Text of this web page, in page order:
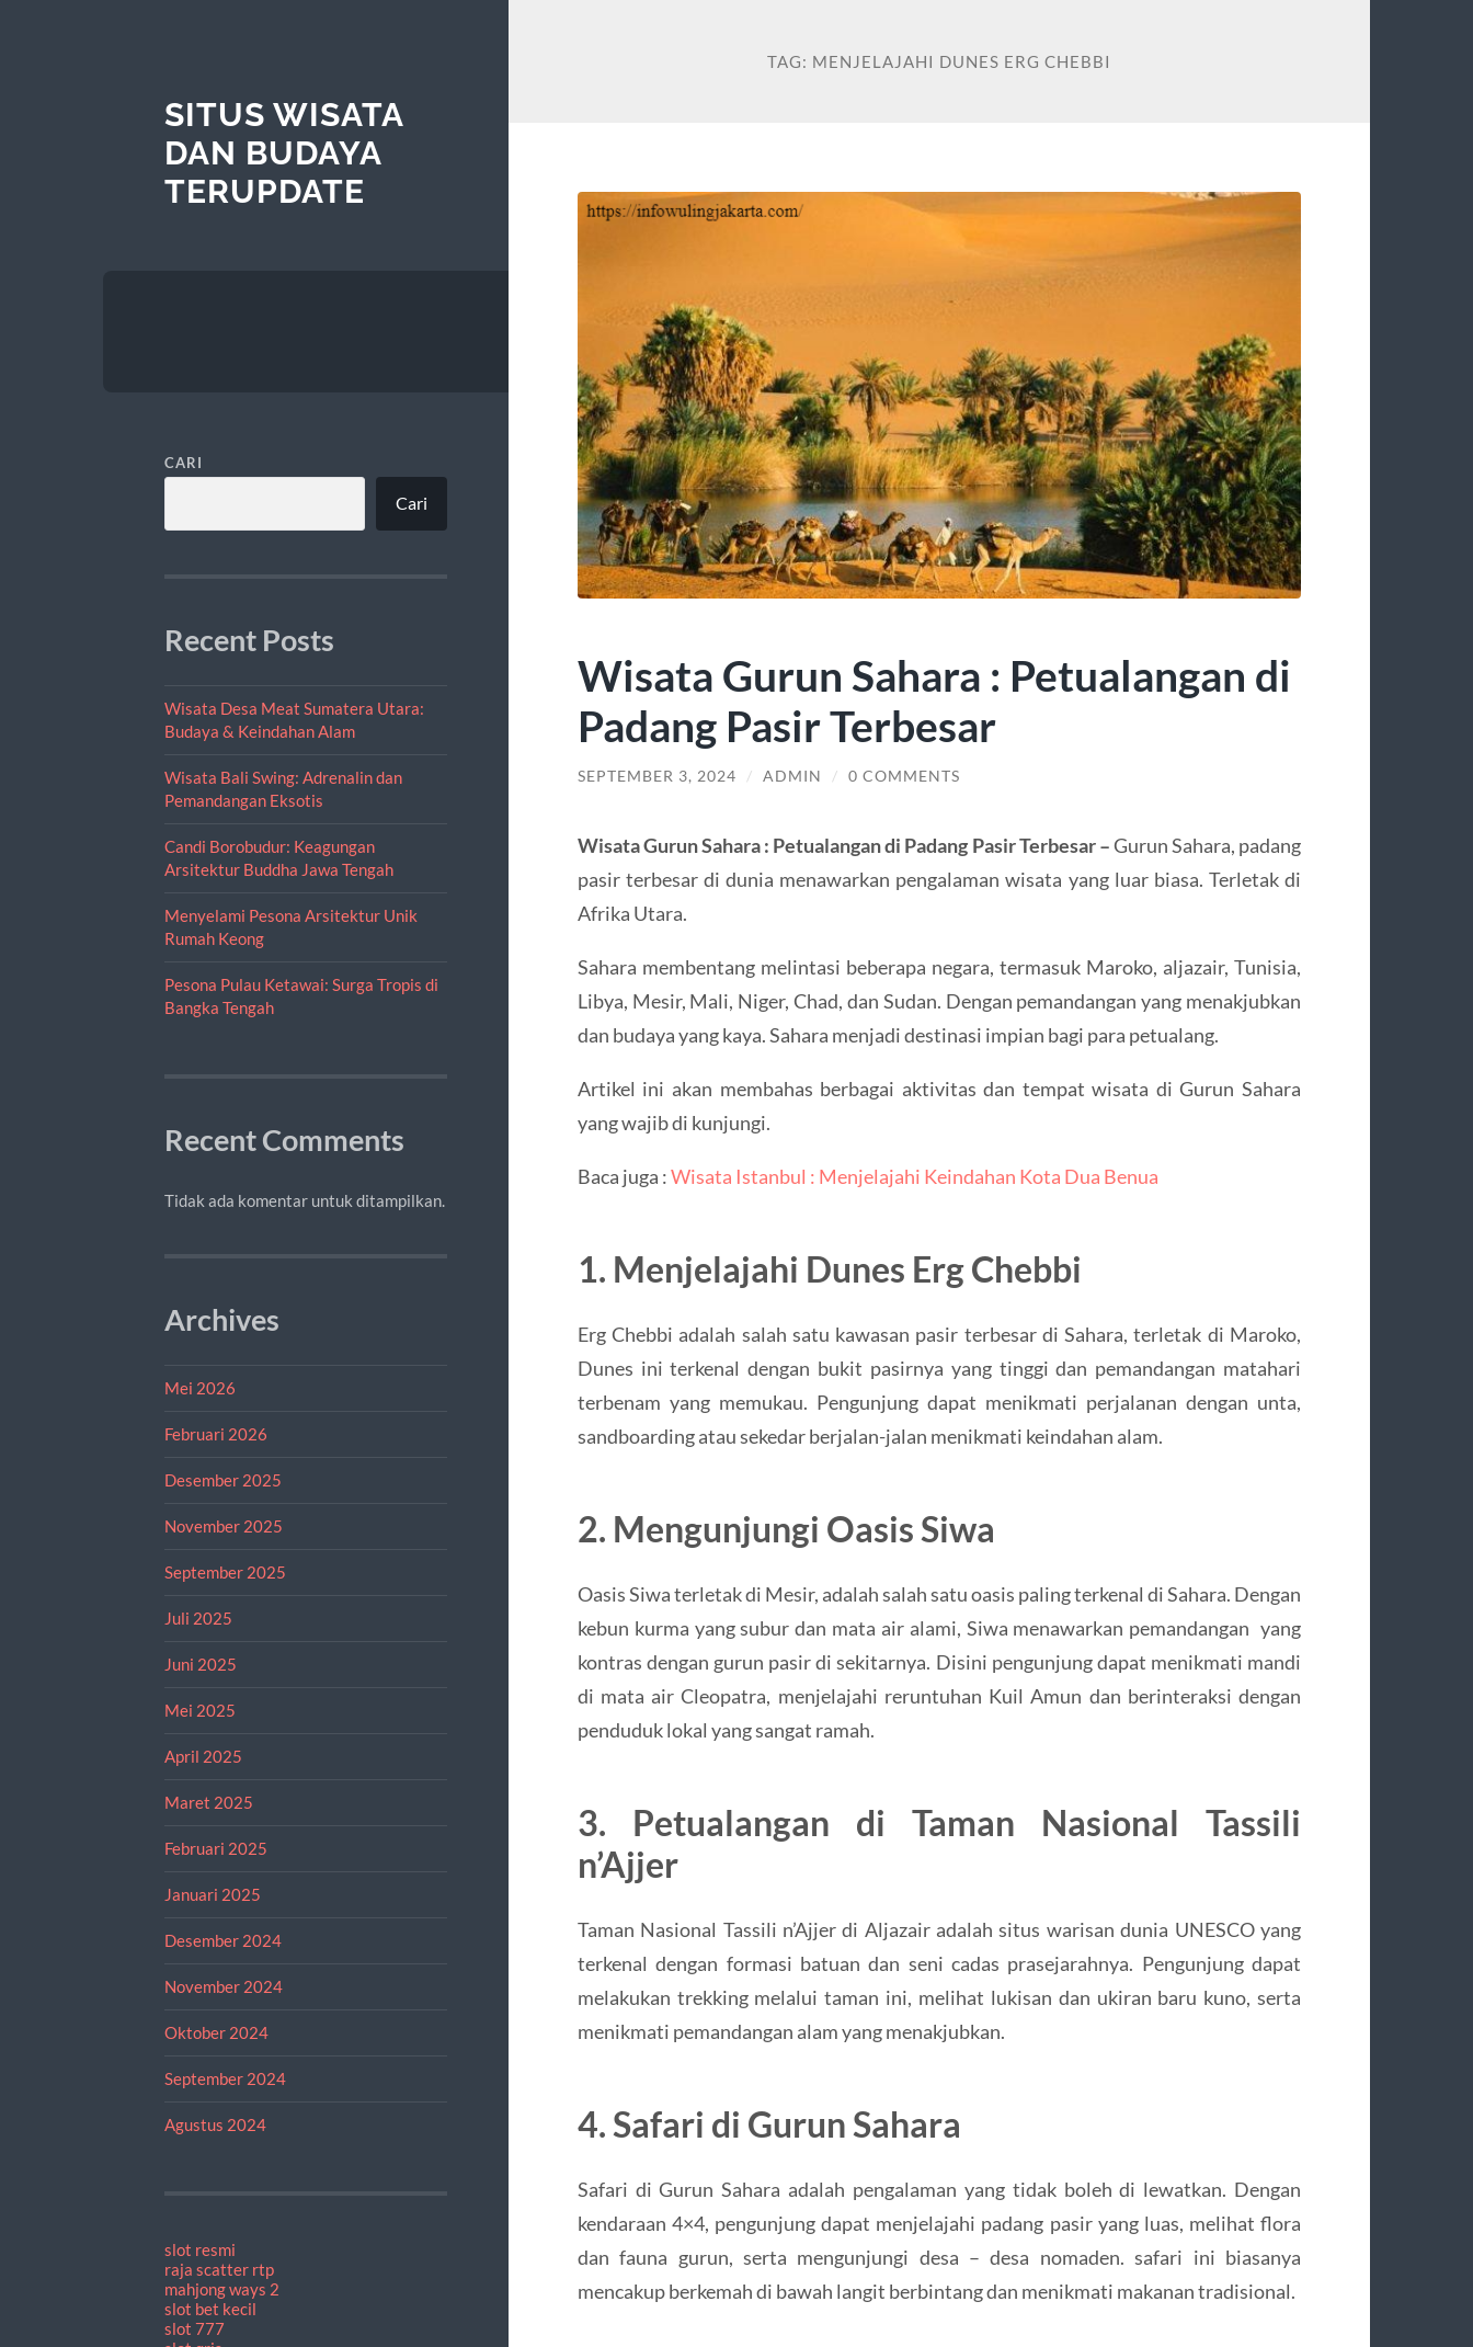
SITUS WISATA
DAN BUDAYA
TERUPDATE
CARI
Cari
Recent Posts
Wisata Desa Meat Sumatera Utara:
Budaya & Keindahan Alam
Wisata Bali Swing: Adrenalin dan
Pemandangan Eksotis
Candi Borobudur: Keagungan
Arsitektur Buddha Jawa Tengah
Menyelami Pesona Arsitektur Unik
Rumah Keong
Pesona Pulau Ketawai: Surga Tropis di
Bangka Tengah
Recent Comments
Tidak ada komentar untuk ditampilkan.
Archives
Mei 2026
Februari 2026
Desember 2025
November 2025
September 2025
Juli 2025
Juni 2025
Mei 2025
April 2025
Maret 2025
Februari 2025
Januari 2025
Desember 2024
November 2024
Oktober 2024
September 2024
Agustus 2024
slot resmi
raja scatter rtp
mahjong ways 2
slot bet kecil
slot 777
TAG: MENJELAJAHI DUNES ERG CHEBBI
Wisata Gurun Sahara : Petualangan di
Padang Pasir Terbesar
SEPTEMBER 3, 2024 / ADMIN / 0 COMMENTS
Wisata Gurun Sahara : Petualangan di Padang Pasir Terbesar –Gurun Sahara, padang
pasir terbesar di dunia menawarkan pengalaman wisata yang luar biasa. Terletak di
Afrika Utara.
Sahara membentang melintasi beberapa negara, termasuk Maroko, aljazair, Tunisia,
Libya, Mesir, Mali, Niger, Chad, dan Sudan. Dengan pemandangan yang menakjubkan
dan budaya yang kaya. Sahara menjadi destinasi impian bagi para petualang.
Artikel ini akan membahas berbagai aktivitas dan tempat wisata di Gurun Sahara
yang wajib di kunjungi.
Baca juga :Wisata Istanbul : Menjelajahi Keindahan Kota Dua Benua
1. Menjelajahi Dunes Erg Chebbi
Erg Chebbi adalah salah satu kawasan pasir terbesar di Sahara, terletak di Maroko,
Dunes ini terkenal dengan bukit pasirnya yang tinggi dan pemandangan matahari
terbenam yang memukau. Pengunjung dapat menikmati perjalanan dengan unta,
sandboarding atau sekedar berjalan-jalan menikmati keindahan alam.
2. Mengunjungi Oasis Siwa
Oasis Siwa terletak di Mesir, adalah salah satu oasis paling terkenal di Sahara. Dengan
kebun kurma yang subur dan mata air alami, Siwa menawarkan pemandangan yang
kontras dengan gurun pasir di sekitarnya. Disini pengunjung dapat menikmati mandi
di mata air Cleopatra, menjelajahi reruntuhan Kuil Amun dan berinteraksi dengan
penduduk lokal yang sangat ramah.
3. Petualangan di Taman Nasional Tassili
n’Ajjer
Taman Nasional Tassili n’Ajjer di Aljazair adalah situs warisan dunia UNESCO yang
terkenal dengan formasi batuan dan seni cadas prasejarahnya. Pengunjung dapat
melakukan trekking melalui taman ini, melihat lukisan dan ukiran baru kuno, serta
menikmati pemandangan alam yang menakjubkan.
4. Safari di Gurun Sahara
Safari di Gurun Sahara adalah pengalaman yang tidak boleh di lewatkan. Dengan
kendaraan 4×4, pengunjung dapat menjelajahi padang pasir yang luas, melihat flora
dan fauna gurun, serta mengunjungi desa – desa nomaden. safari ini biasanya
mencakup berkemah di bawah langit berbintang dan menikmati makanan tradisional.